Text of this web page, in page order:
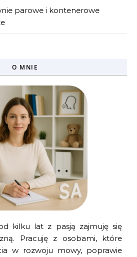
parowe i kontenerowe
O MNIE
kilku lat z pasją zajmuję się
Pracuję z osobami, które
w rozwoju mowy, poprawie